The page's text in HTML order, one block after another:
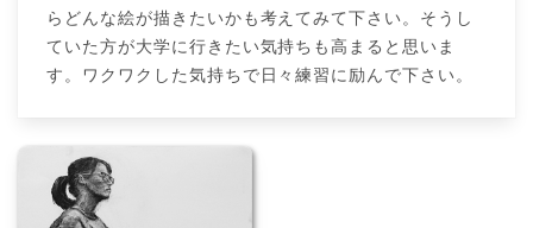
らどんな絵が描きたいかも考えてみて下さい。そうし
ていた方が大学に行きたい気持ちも高まると思いま
す。ワクワクした気持ちで日々練習に励んで下さい。